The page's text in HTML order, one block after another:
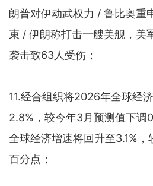
朗普对伊动武权力 / 鲁比奥重
束 / 伊朗称打击一艘美舰，美
袭击致63人受伤；
11.经合组织将2026年全球经
2.8%，较今年3月预测值下调
全球经济增速将回升至3.1%，
百分点；